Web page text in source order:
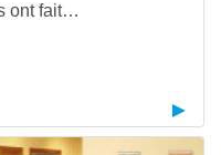
ont fait…